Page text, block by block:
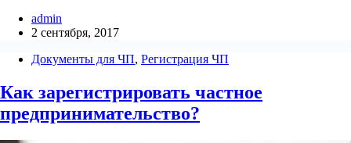
admin
2 сентября, 2017
Документы для ЧП, Регистрация ЧП
Как зарегистрировать частное
предпринимательство?